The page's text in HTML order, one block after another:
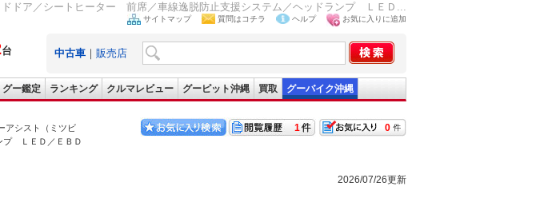
ドア／シートヒーター 前席／車線逸脱防止支援システム／ヘッドランプ ＬＥＤ...
台
サイトマップ 質問はコチラ ヘルプ お気に入りに追加
中古車 ｜ 販売店
グー鑑定 ランキング クルマレビュー グーピット沖縄 買取 グーバイク沖縄
アシスト（ミツビ
プ ＬＥＤ／ＥＢＤ
0
1
2026/07/26更新